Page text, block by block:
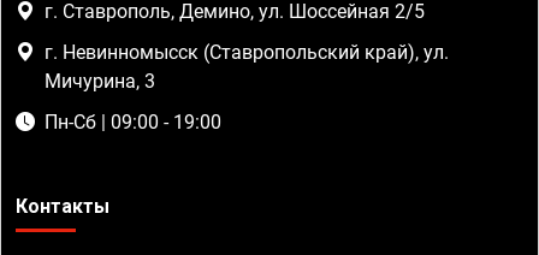
г. Ставрополь, Демино, ул. Шоссейная 2/5
г. Невинномысск (Ставропольский край), ул.
Мичурина, 3
Пн-Сб | 09:00 - 19:00
Контакты